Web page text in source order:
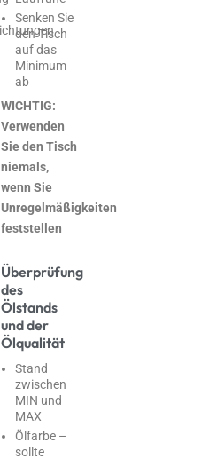
Senken Sie
den Tisch
auf das
Minimum
ab
WICHTIG:
Verwenden
Sie den Tisch
niemals,
wenn Sie
Unregelmäßigkeiten
feststellen
Überprüfung
des
Ölstands
und der
Ölqualität
Stand
zwischen
MIN und
MAX
Ölfarbe –
sollte